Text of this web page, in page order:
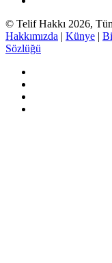
© Telif Hakkı 2026,
Hakkımızda | Künye |
Sözlüğü